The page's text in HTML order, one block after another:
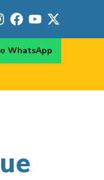
WhatsApp